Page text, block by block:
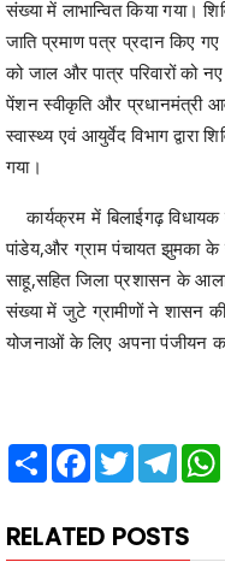
पेंशन स्वीकृति और प्रधानमंत्री
स्वास्थ्य एवं आयुर्वेद विभाग द्वारा
गया।
​कार्यक्रम में बिलाईगढ़ विधायक
पांडेय,और ग्राम पंचायत झुमका
साहू,सहित जिला प्रशासन के
संख्या में जुटे ग्रामीणों ने शासन
योजनाओं के लिए अपना पंजीयन
RELATED POSTS